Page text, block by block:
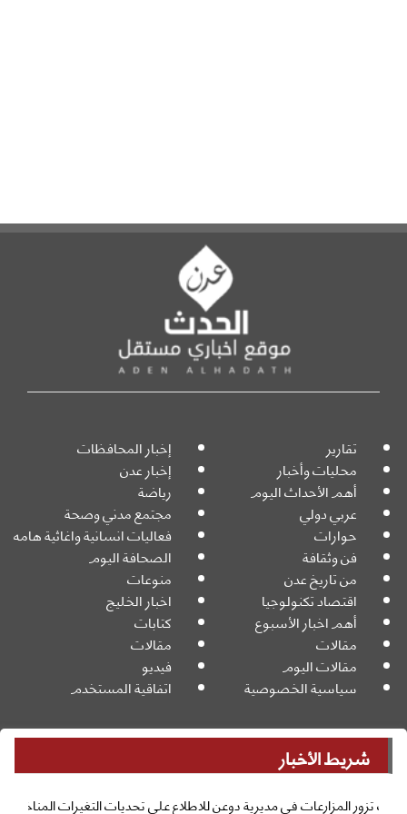
شريط الأخبار
في مديرية دوعن للاطلاع على تحديات التغيرات المناخية وأثرها على
تقارير إخبار المحافظات
محليات وأخبار إخبار عدن
أهم الأحداث اليوم رياضة
عربي دولي مجتمع مدني وصحة
حوارات فعاليات انسانية واغاثية هامه
فن وثقافة الصحافة اليوم
من تاريخ عدن منوعات
اقتصاد تكنولوجيا اخبار الخليج
أهم اخبار الأسبوع كتابات
مقالات مقالات
مقالات اليوم فيديو
سياسية الخصوصية اتفاقية المستخدم
جميع الحقوق محفوظة
© 2026